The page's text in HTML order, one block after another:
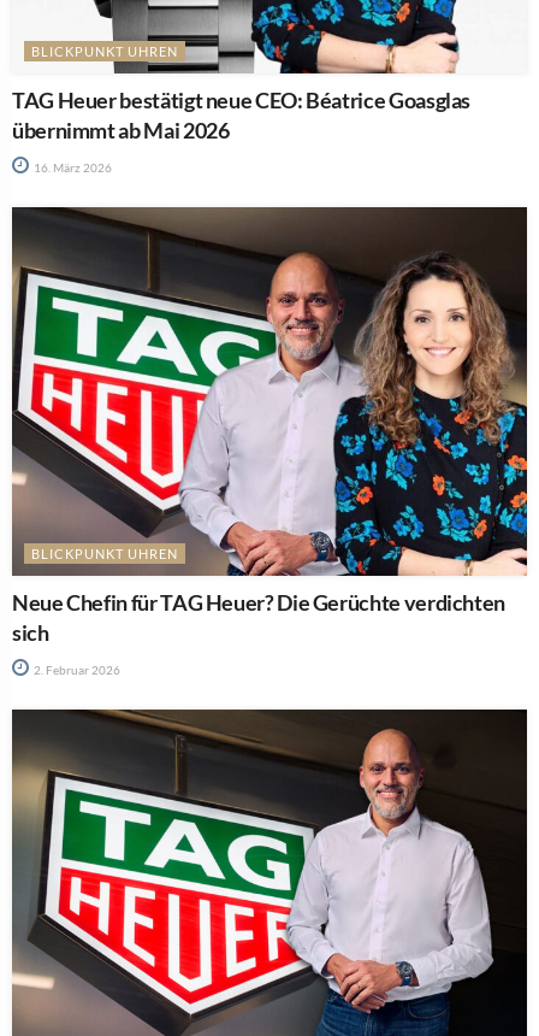
BLICKPUNKT UHREN
TAG Heuer bestätigt neue CEO: Béatrice Goasglas
übernimmt ab Mai 2026
16. März 2026
BLICKPUNKT UHREN
Neue Chefin für TAG Heuer? Die Gerüchte verdichten
sich
2. Februar 2026